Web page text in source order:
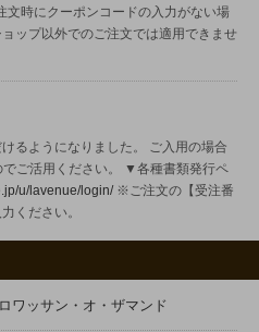
文時にクーポンコードの入力がない場
ップ以外でのご注文では適用できませ
るようになりました。
ご入用の場合
ご活用ください。
▼各種書類発行ペ
u/lavenue/login/※ご注文の【受注番
ください。